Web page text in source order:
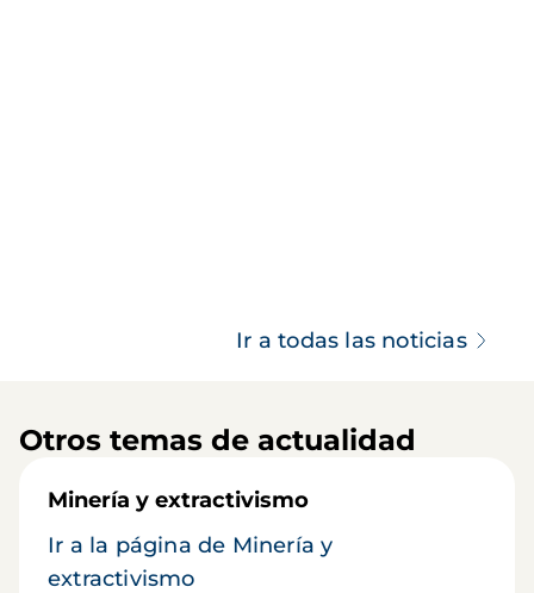
Ir a todas las noticias
Otros temas de actualidad
Minería y extractivismo
Ir a la página de Minería y
extractivismo